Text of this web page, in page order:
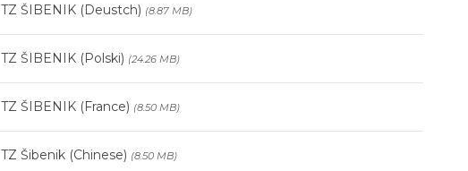
TZ ŠIBENIK (Deustch) (8.87 MB)
TZ ŠIBENIK (Polski) (24.26 MB)
TZ ŠIBENIK (France) (8.50 MB)
TZ Šibenik (Chinese) (8.50 MB)